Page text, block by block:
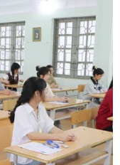
với bối cảnh
phục hồi trong
hội các nhà
là căn cứ để
thụ trong năm